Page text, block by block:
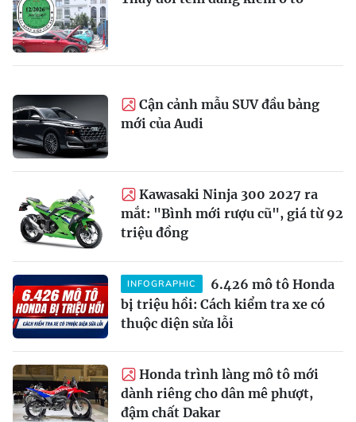
Cận cảnh mẫu SUV đầu bảng
mới của Audi
Kawasaki Ninja 300 2027 ra
mắt: "Bình mới rượu cũ", giá từ 92
triệu đồng
INFOGRAPHIC
6.426 mô tô Honda
bị triệu hồi: Cách kiểm tra xe có
thuộc diện sửa lỗi
Honda trình làng mô tô mới
dành riêng cho dân mê phượt,
đậm chất Dakar